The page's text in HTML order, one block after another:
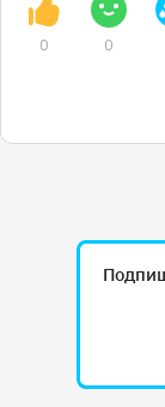
0 0